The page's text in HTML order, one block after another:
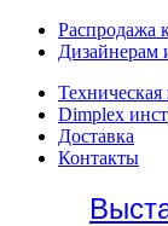
Распродажа
Дизайнерам
Dimplex
Доставка
Контакты